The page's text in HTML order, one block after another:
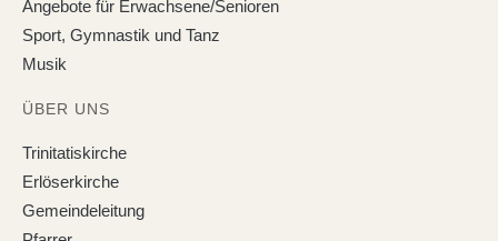
Angebote für Erwachsene/Senioren
Sport, Gymnastik und Tanz
Musik
ÜBER UNS
Trinitatiskirche
Erlöserkirche
Gemeindeleitung